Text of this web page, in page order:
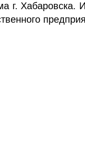
г. Хабаровска.